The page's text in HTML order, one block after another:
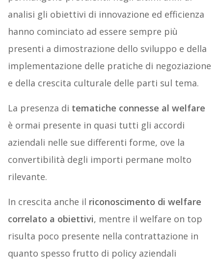
analisi gli obiettivi di innovazione ed efficienza
hanno cominciato ad essere sempre più
presenti a dimostrazione dello sviluppo e della
implementazione delle pratiche di negoziazione
e della crescita culturale delle parti sul tema.
La presenza di tematiche connesse al welfare
è ormai presente in quasi tutti gli accordi
aziendali nelle sue differenti forme, ove la
convertibilità degli importi permane molto
rilevante.
In crescita anche il riconoscimento di welfare
correlato a obiettivi, mentre il welfare on top
risulta poco presente nella contrattazione in
quanto spesso frutto di policy aziendali